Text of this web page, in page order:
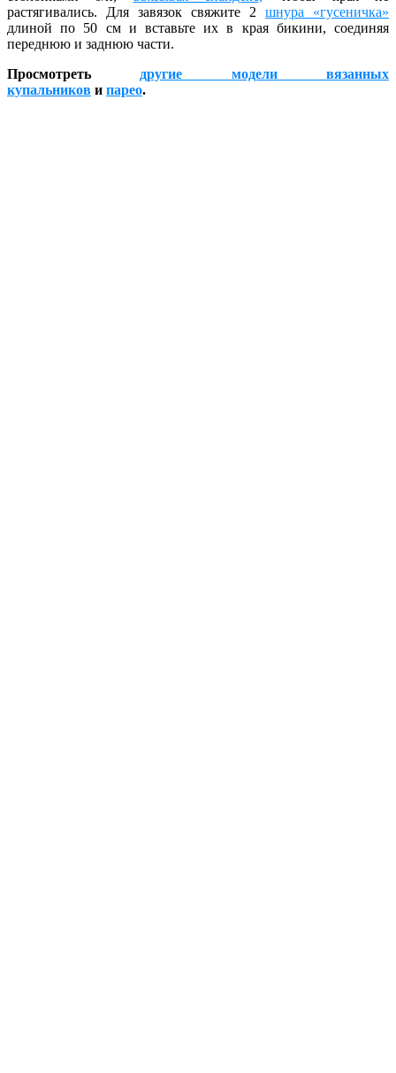
растягивались. Для завязок свяжите 2 шнура «гусеничка»
длиной по 50 см и вставьте их в края бикини, соединяя
переднюю и заднюю части.
Просмотреть другие модели вязанных
купальников и парео.